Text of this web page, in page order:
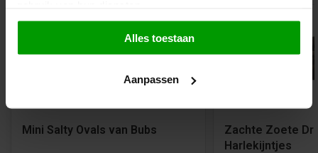
Alles toestaan
Aanpassen
Mini Salty Ovals van Bubs
Zachte Zoete
Harlekijntjes